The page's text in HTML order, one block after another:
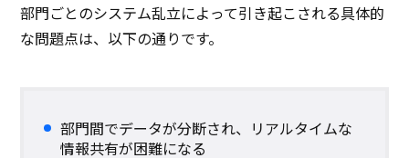
部門ごとのシステム乱立によって引き起こされる具体的
な問題点は、以下の通りです。
部門間でデータが分断され、リアルタイムな
情報共有が困難になる